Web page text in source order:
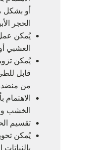
أو بشكل
الحجر
يُمكن
العشبي
يُمكن
قابل
من
الخشب
تقسيم
يُمكن